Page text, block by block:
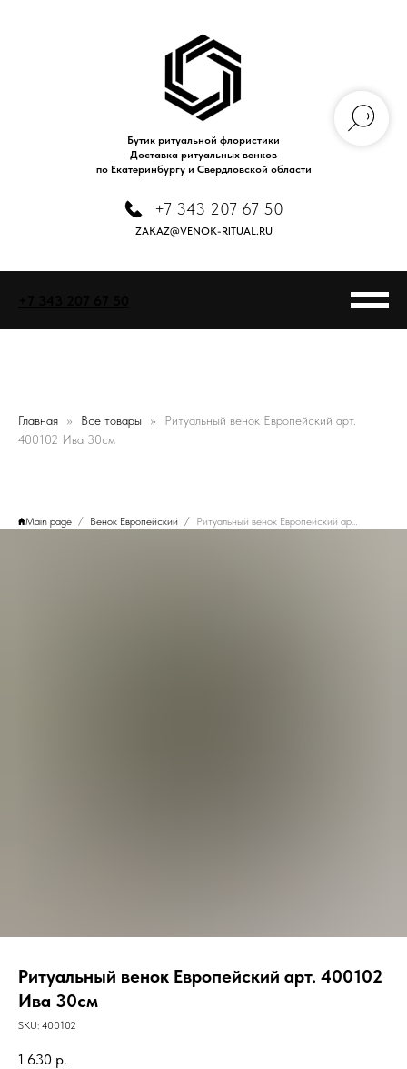
Бутик ритуальной флористики
Доставка ритуальных венков
по Екатеринбургу и Свердловской области
+7 343 207 67 50
ZAKAZ@VENOK-RITUAL.RU
Главная Все товары
Ритуальный венок Европейский арт.
400102 Ива 30см
Main page Венок Европейский Ритуальный венок Европейский арт. 400102 Ива 30см
Ритуальный венок Европейский арт. 400102
Ива 30см
SKU: 400102
1 630 р.